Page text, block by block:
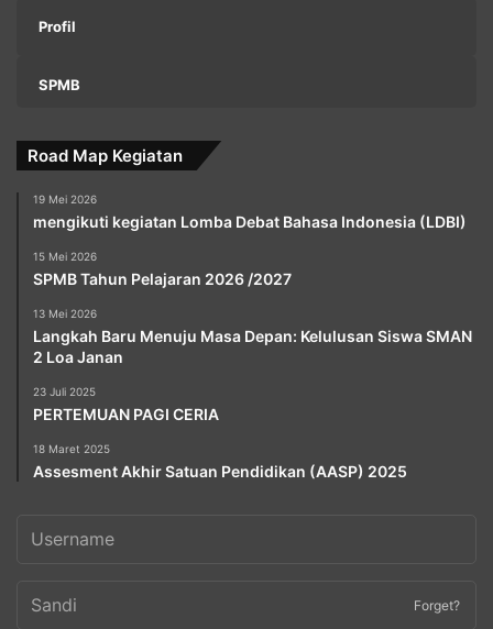
Profil
SPMB
Road Map Kegiatan
19 Mei 2026
mengikuti kegiatan Lomba Debat Bahasa Indonesia (LDBI)
15 Mei 2026
SPMB Tahun Pelajaran 2026 /2027
13 Mei 2026
Langkah Baru Menuju Masa Depan: Kelulusan Siswa SMAN
2 Loa Janan
23 Juli 2025
PERTEMUAN PAGI CERIA
18 Maret 2025
Assesment Akhir Satuan Pendidikan (AASP) 2025
Forget?